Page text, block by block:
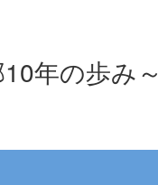
年の歩み～